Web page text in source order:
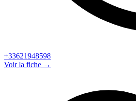
+33621948598
Voir la fiche →